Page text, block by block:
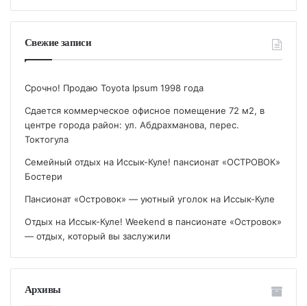
Свежие записи
Срочно! Продаю Toyota Ipsum 1998 года
Сдается коммерческое офисное помещение 72 м2, в
центре города район: ул. Абдрахманова, перес.
Токтогула
Семейный отдых на Иссык-Куле! пансионат «ОСТРОВОК»
Бостери
Пансионат «Островок» — уютный уголок на Иссык-Куле
Отдых на Иссык-Куле! Weekend в пансионате «Островок»
— отдых, который вы заслужили
Архивы